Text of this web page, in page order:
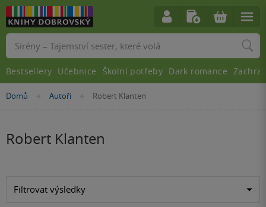
Nacházíte
Domů »Autoři »
Robert Klanten
Robert Klanten
Filtrovat výsledky
Vyhledávání
Bestsellery Učebnice Školní potřeby Dark romance